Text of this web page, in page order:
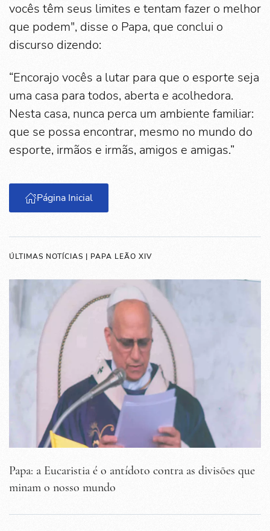
vocês têm seus limites e tentam fazer o melhor
que podem", disse o Papa, que conclui o
discurso dizendo:
“Encorajo vocês a lutar para que o esporte seja
uma casa para todos, aberta e acolhedora.
Nesta casa, nunca perca um ambiente familiar:
que se possa encontrar, mesmo no mundo do
esporte, irmãos e irmãs, amigos e amigas.”
Página Inicial
ÚLTIMAS NOTÍCIAS | PAPA LEÃO XIV
Papa: a Eucaristia é o antídoto contra as divisões que
minam o nosso mundo